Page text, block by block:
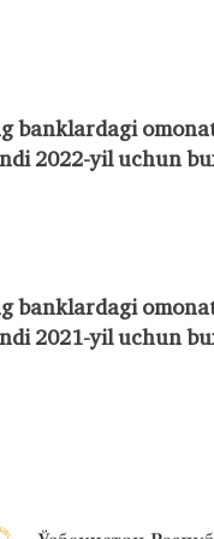
banklardagi
2022-yil uchun
banklardagi
2021-yil uchun